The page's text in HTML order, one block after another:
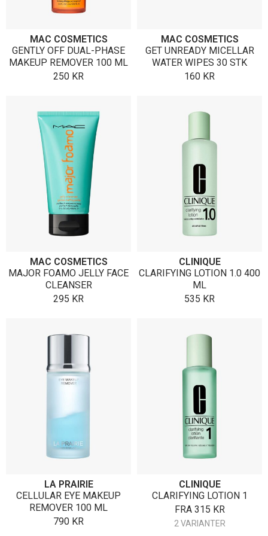
MAC COSMETICS
GENTLY OFF DUAL-PHASE
MAKEUP REMOVER 100 ML
250 KR
MAC COSMETICS
GET UNREADY MICELLAR
WATER WIPES 30 STK
160 KR
MAC COSMETICS
MAJOR FOAMO JELLY FACE
CLEANSER
295 KR
CLINIQUE
CLARIFYING LOTION 1.0 400
ML
535 KR
LA PRAIRIE
CELLULAR EYE MAKEUP
REMOVER 100 ML
790 KR
CLINIQUE
CLARIFYING LOTION 1
FRA 315 KR
2 VARIANTER